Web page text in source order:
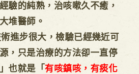
驗的純熟，治咳嗽久不癒，
堆醫師。
進步很大，檢驗已經幾近可
，只是治療的方法卻一直停
」也就是「有咳鎮咳，有痰化